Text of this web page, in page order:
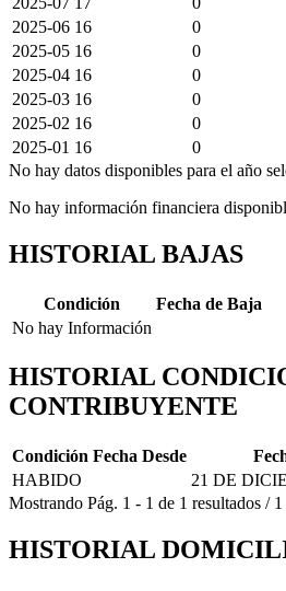
2025-06 16 0
2025-05 16 0
2025-04 16 0
2025-03 16 0
2025-02 16 0
2025-01 16 0
No hay datos disponibles para el año
No hay información financiera
HISTORIAL BAJAS
Condición
Fecha de Baja
No hay Información
HISTORIAL
CONTRIBUYENTE
Condición Fecha Desde
HABIDO
21 DE
Mostrando Pág. 1 - 1 de 1 resultados / 1
HISTORIAL